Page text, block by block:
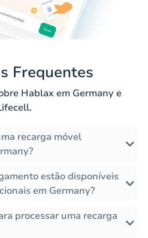
Frequentes
Hablax em Germany e
recarga móvel
estão disponíveis
em Germany?
processar uma recarga